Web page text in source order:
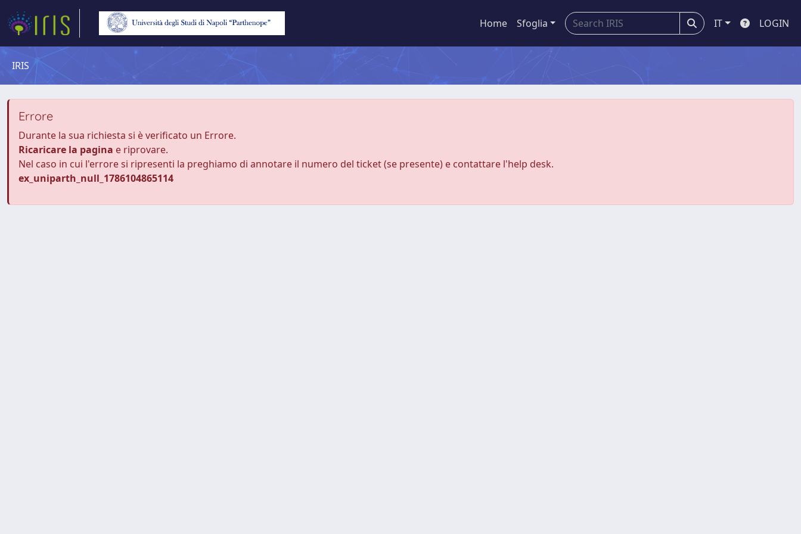
Home Sfoglia IT LOGIN
IRIS
Errore
Durante la sua richiesta si è verificato un Errore.
Ricaricare la pagina e riprovare.
Nel caso in cui l'errore si ripresenti la preghiamo di annotare il numero del ticket (se presente) e contattare l'help desk.
ex_uniparth_null_1786104865114